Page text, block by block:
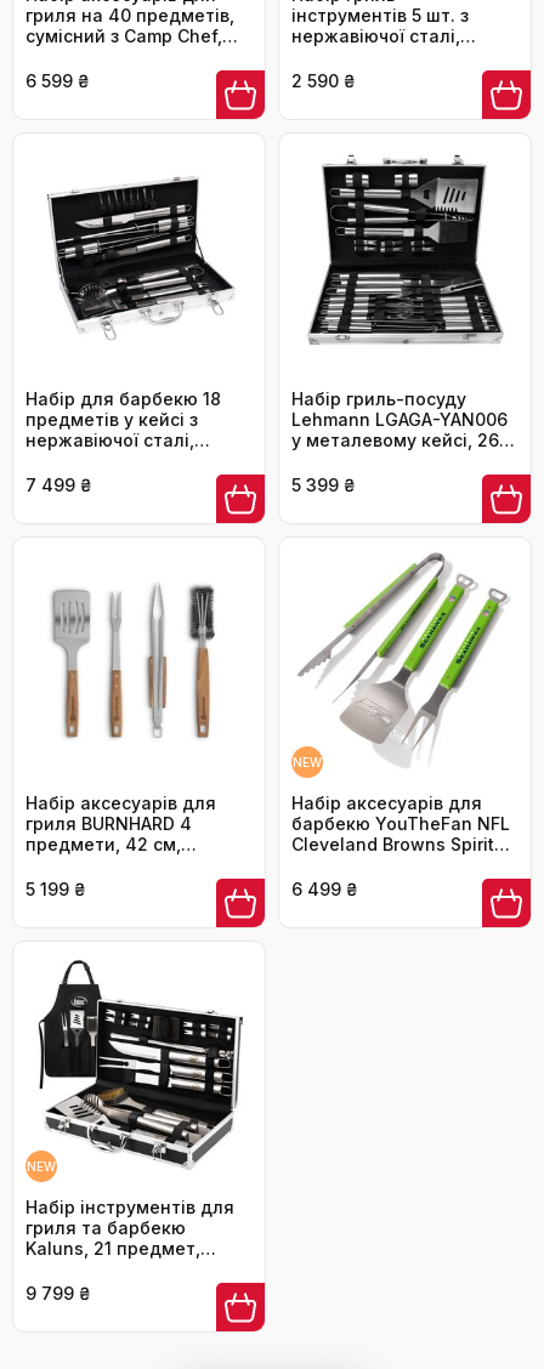
гриля на 40 предметів,
сумісний з Camp Chef,
для бургерів, скребок,
транспортування,
ідеально для BBQ на
6 599 ₴
інструментів 5 шт. з
нержавіючої сталі,
кемпінгу та барбекю
2 590 ₴
Набір для барбекю 18
предметів у кейсі з
нержавіючої сталі,
7 499 ₴
Набір гриль-посуду
Lehmann LGAGA-YAN006
у металевому кейсі, 26
сталь, аксесуари для
якість, подарунок для
чоловіків
5 399 ₴
Набір аксесуарів для
гриля BURNHARD 4
предмети, 42 см,
акаційне дерево: щипці,
лопатка, вилка та щітка
з довгими ручками
5 199 ₴
NEW
Набір аксесуарів для
барбекю YouTheFan NFL
Cleveland Browns Spirit
6 499 ₴
NEW
Набір інструментів для
гриля та барбекю
Kaluns, 21 предмет,
нержавіючої сталі
9 799 ₴